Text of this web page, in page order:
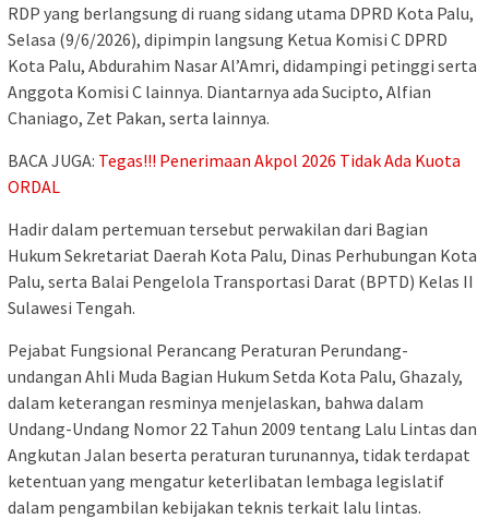
RDP yang berlangsung di ruang sidang utama DPRD Kota Palu,
Selasa (9/6/2026), dipimpin langsung Ketua Komisi C DPRD
Kota Palu, Abdurahim Nasar Al’Amri, didampingi petinggi serta
Anggota Komisi C lainnya. Diantarnya ada Sucipto, Alfian
Chaniago, Zet Pakan, serta lainnya.
BACA JUGA: Tegas!!! Penerimaan Akpol 2026 Tidak Ada Kuota
ORDAL
Hadir dalam pertemuan tersebut perwakilan dari Bagian
Hukum Sekretariat Daerah Kota Palu, Dinas Perhubungan Kota
Palu, serta Balai Pengelola Transportasi Darat (BPTD) Kelas II
Sulawesi Tengah.
Pejabat Fungsional Perancang Peraturan Perundang-
undangan Ahli Muda Bagian Hukum Setda Kota Palu, Ghazaly,
dalam keterangan resminya menjelaskan, bahwa dalam
Undang-Undang Nomor 22 Tahun 2009 tentang Lalu Lintas dan
Angkutan Jalan beserta peraturan turunannya, tidak terdapat
ketentuan yang mengatur keterlibatan lembaga legislatif
dalam pengambilan kebijakan teknis terkait lalu lintas.